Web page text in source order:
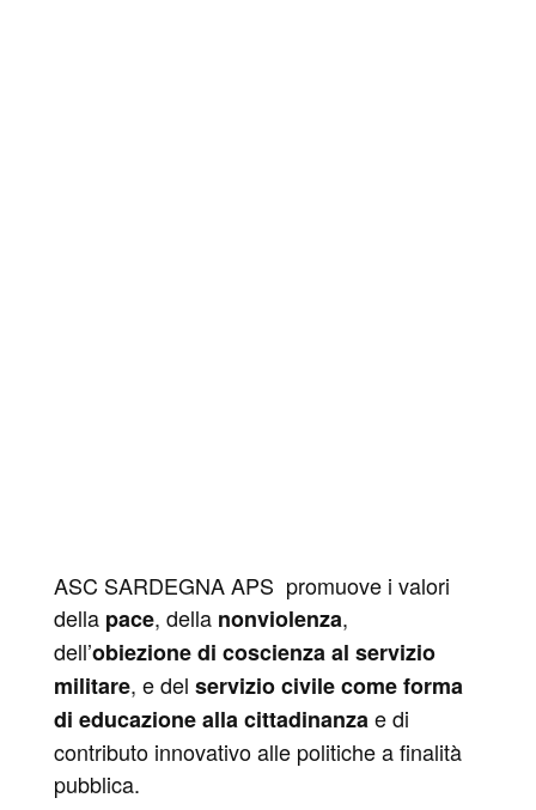
ASC SARDEGNA APS promuove i valori
della pace, della nonviolenza,
dell’obiezione di coscienza al servizio
militare, e del servizio civile come forma
di educazione alla cittadinanza e di
contributo innovativo alle politiche a finalità
pubblica.